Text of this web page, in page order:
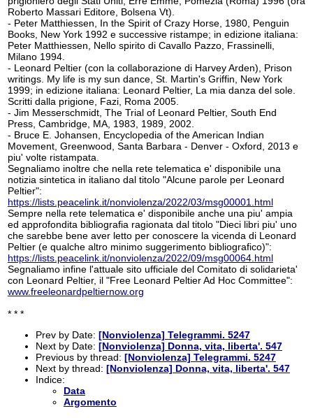
Roberto Massari Editore, Bolsena Vt).
- Peter Matthiessen, In the Spirit of Crazy Horse, 1980, Penguin
Books, New York 1992 e successive ristampe; in edizione italiana:
Peter Matthiessen, Nello spirito di Cavallo Pazzo, Frassinelli,
Milano 1994.
- Leonard Peltier (con la collaborazione di Harvey Arden), Prison
writings. My life is my sun dance, St. Martin's Griffin, New York
1999; in edizione italiana: Leonard Peltier, La mia danza del sole.
Scritti dalla prigione, Fazi, Roma 2005.
- Jim Messerschmidt, The Trial of Leonard Peltier, South End
Press, Cambridge, MA, 1983, 1989, 2002.
- Bruce E. Johansen, Encyclopedia of the American Indian
Movement, Greenwood, Santa Barbara - Denver - Oxford, 2013 e
piu' volte ristampata.
Segnaliamo inoltre che nella rete telematica e' disponibile una
notizia sintetica in italiano dal titolo "Alcune parole per Leonard
Peltier":
https://lists.peacelink.it/nonviolenza/2022/03/msg00001.html
Sempre nella rete telematica e' disponibile anche una piu' ampia
ed approfondita bibliografia ragionata dal titolo "Dieci libri piu' uno
che sarebbe bene aver letto per conoscere la vicenda di Leonard
Peltier (e qualche altro minimo suggerimento bibliografico)":
https://lists.peacelink.it/nonviolenza/2022/09/msg00064.html
Segnaliamo infine l'attuale sito ufficiale del Comitato di solidarieta'
con Leonard Peltier, il "Free Leonard Peltier Ad Hoc Committee":
www.freeleonardpeltiernow.org
* * *
Prev by Date: [Nonviolenza] Telegrammi. 5247
Next by Date: [Nonviolenza] Donna, vita, liberta'. 547
Previous by thread: [Nonviolenza] Telegrammi. 5247
Next by thread: [Nonviolenza] Donna, vita, liberta'. 547
Indice:
Data
Argomento